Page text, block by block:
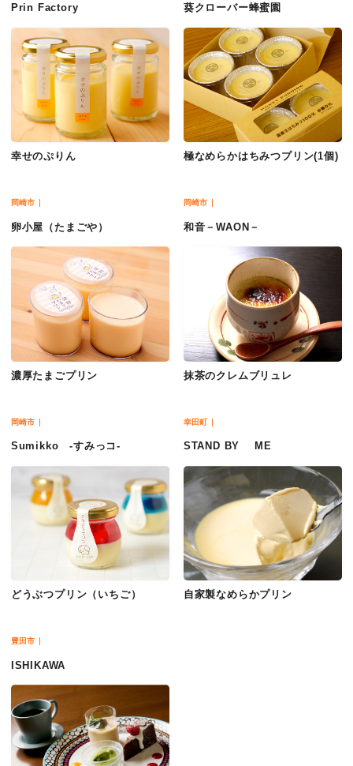
Prin Factory
幸せのぷりん
葵クローバー蜂蜜園
極なめらかはちみつプリン(1個)
岡崎市
卵小屋（たまごや）
濃厚たまごプリン
岡崎市
和音－WAON－
抹茶のクレムブリュレ
岡崎市
Sumikko -すみっコ-
どうぶつプリン（いちご）
幸田町
STAND BY ME
自家製なめらかプリン
豊田市
ISHIKAWA